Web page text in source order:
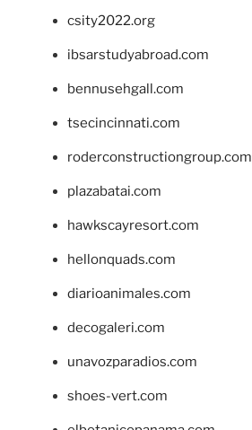
csity2022.org
ibsarstudyabroad.com
bennusehgall.com
tsecincinnati.com
roderconstructiongroup.com
plazabatai.com
hawkscayresort.com
hellonquads.com
diarioanimales.com
decogaleri.com
unavozparadios.com
shoes-vert.com